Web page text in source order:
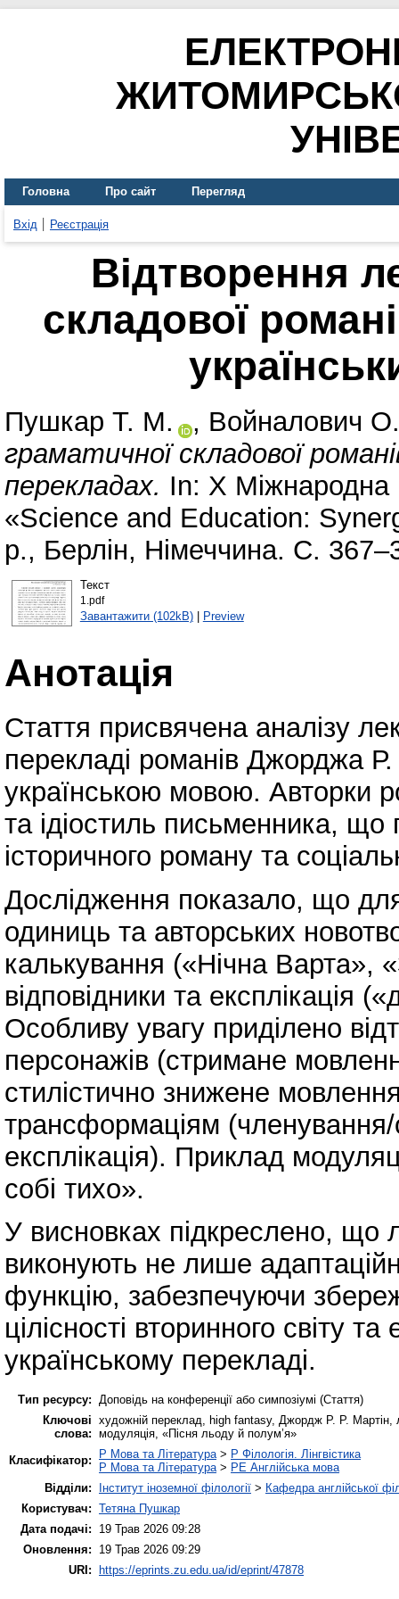
Головна Про сайт Перегляд
Вхід Реєстрація
Відтворення
складової
Пушкар Т. М. , Войналович
граматичної складової
перекладах. In: X Міжнародна
«Science and Education:
р., Берлін, Німеччина. С.
Текст
1.pdf
Завантажити (102kB)| Preview
Анотація
Стаття присвячена аналізу
перекладі романів Джорджа
українською мовою. Авторки
та ідіостиль письменника, що
історичного роману та
Дослідження показало, що
одиниць та авторських
калькування («Нічна Варта»,
відповідники та експлікація
Особливу увагу приділено
персонажів (стримане
стилістично знижене
трансформаціям
експлікація). Приклад
собі тихо».
У висновках підкреслено, що
виконують не лише
функцію, забезпечуючи
цілісності вторинного світу
українському перекладі.
Тип ресурсу: Доповідь на конференції або симпозіумі (Стаття)
Ключові
слова:
художній переклад, high fantasy, Джордж Р. Р. Мартін,
модуляція, «Пісня льоду й полум’я»
Класифікатор:
P Мова та Література> P Філологія. Лінгвістика
P Мова та Література> PE Англійська мова
Відділи:
Інститут іноземної філології > Кафедра англійської
Користувач: Тетяна Пушкар
Дата подачі:
19 Трав 2026 09:28
Оновлення:
19 Трав 2026 09:29
URI:
https://eprints.zu.edu.ua/id/eprint/47878